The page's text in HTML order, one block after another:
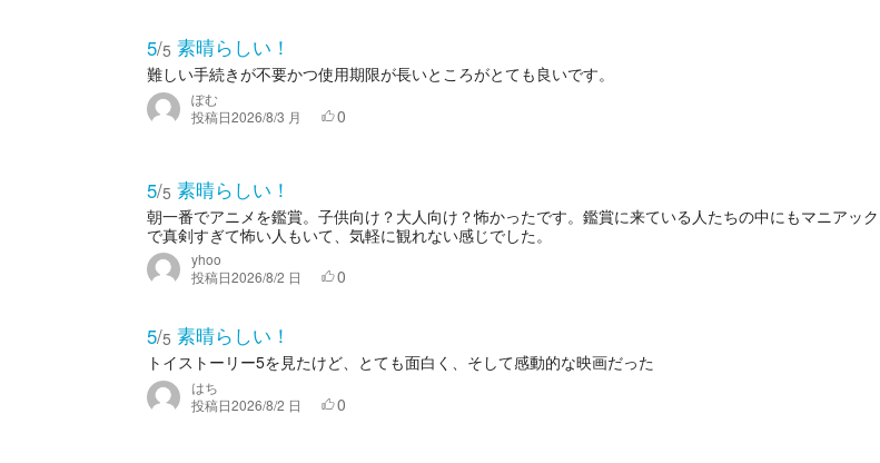
5/5 素晴らしい！
難しい手続きが不要かつ使用期限が長いところがとても良いです。
ぽむ
投稿日2026/8/3 月 0
5/5 素晴らしい！
朝一番でアニメを鑑賞。子供向け？大人向け？怖かったです。鑑賞に来ている人たちの中にもマニアック
で真剣すぎて怖い人もいて、気軽に観れない感じでした。
yhoo
投稿日2026/8/2 日 0
5/5 素晴らしい！
トイストーリー5を見たけど、とても面白く、そして感動的な映画だった
はち
投稿日2026/8/2 日 0